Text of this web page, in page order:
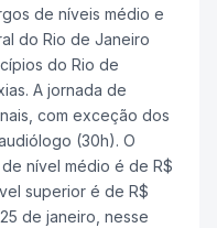
de níveis médio e
do Rio de Janeiro
do Rio de
A jornada de
com exceção dos
(30h). O
nível médio é de R$
superior é de R$
de janeiro, nesse